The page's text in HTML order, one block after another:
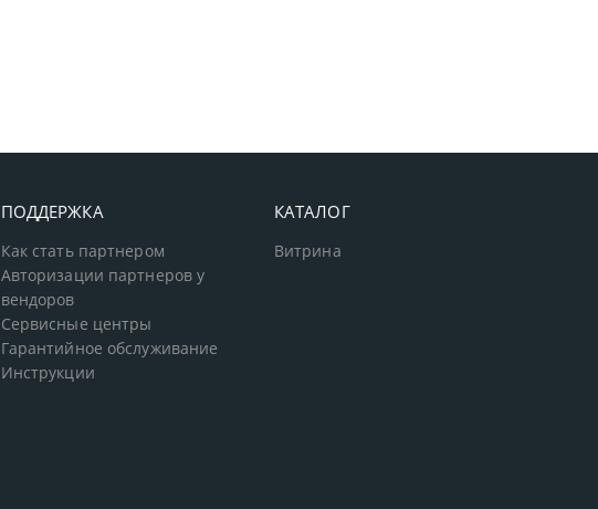
ПОДДЕРЖКА
Как стать партнером
Авторизации партнеров у
вендоров
Сервисные центры
Гарантийное обслуживание
Инструкции
КАТАЛОГ
Витрина